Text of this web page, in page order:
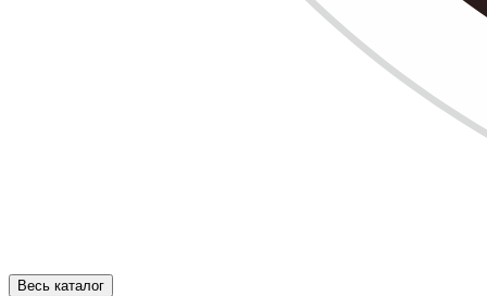
Весь каталог